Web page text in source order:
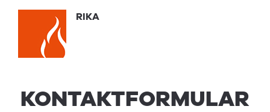
RIKA
KONTAKTFORMULAR